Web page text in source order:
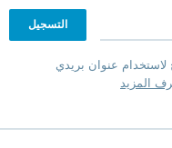
لاستخدام عنوان بريدي
المزيد